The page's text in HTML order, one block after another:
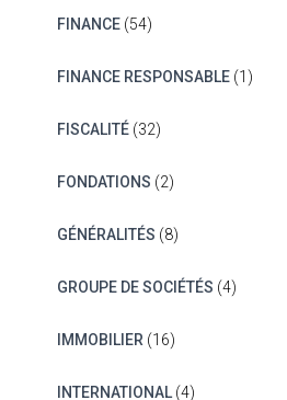
FINANCE(54)
FINANCE RESPONSABLE(1)
FISCALITÉ(32)
FONDATIONS (2)
GÉNÉRALITÉS (8)
GROUPE DE SOCIÉTÉS (4)
IMMOBILIER (16)
INTERNATIONAL(4)